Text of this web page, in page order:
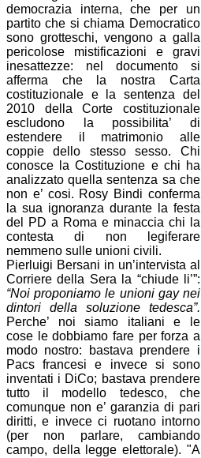
democrazia interna, che per un
partito che si chiama Democratico
sono grotteschi, vengono a galla
pericolose mistificazioni e gravi
inesattezze: nel documento si
afferma che la nostra Carta
costituzionale e la sentenza del
2010 della Corte costituzionale
escludono la possibilita’ di
estendere il matrimonio alle
coppie dello stesso sesso. Chi
conosce la Costituzione e chi ha
analizzato quella sentenza sa che
non e’ cosi. Rosy Bindi conferma
la sua ignoranza durante la festa
del PD a Roma e minaccia chi la
contesta di non legiferare
nemmeno sulle unioni civili.
Pierluigi Bersani in un’intervista al
Corriere della Sera la “chiude li’”:
“Noi proponiamo le unioni gay nei
dintori della soluzione tedesca”.
Perche’ noi siamo italiani e le
cose le dobbiamo fare per forza a
modo nostro: bastava prendere i
Pacs francesi e invece si sono
inventati i DiCo; bastava prendere
tutto il modello tedesco, che
comunque non e’ garanzia di pari
diritti, e invece ci ruotano intorno
(per non parlare, cambiando
campo, della legge elettorale). "A